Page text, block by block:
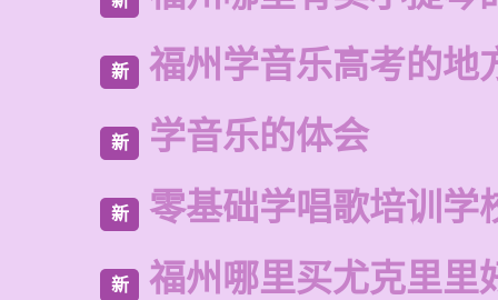
新 福州学音乐高考的地
新 学音乐的体会
新 零基础学唱歌培训学
新 福州哪里买尤克里里